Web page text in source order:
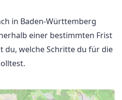
in Baden-Württemberg
einer bestimmten Frist
du, welche Schritte du für die